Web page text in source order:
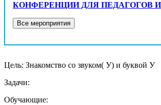
КОНФЕРЕНЦИИ ДЛЯ ПЕДАГОГОВ
Цель: Знакомство со звуком( У) и буквой У
Задачи:
Обучающие: